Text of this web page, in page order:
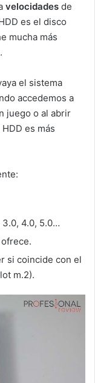
velocidades de
es el disco
mucha más
el sistema
accedemos a
juego o al abrir
es más
3.0, 4.0, 5.0…
si coincide con el
m.2).